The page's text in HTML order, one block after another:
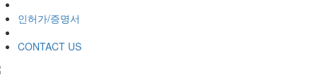
인허가/증명서
CONTACT US